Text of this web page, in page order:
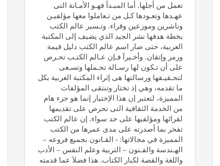
تعمل من أجلها. أما المبـدأ فهـو الأمـانة التى
عهـدها وتعـودها كـل من تـعاملوا معها مؤلفيـن
وناشرين وموزعين وقراء. وتـسير عالم الكتب
بخطة هدفها نشر الجيد الذي يضيف إلى المكتبة
العربية، حتى صار اسم عالم الكتب دليل قيمة
ورمز وإتقان. وأخـيراَ فـإن عـالم الكتـب تحـرص
على أن تـكون لها رسـالة تحـملها وتسـعى
لتحـقيـقها ورسالتها هى إثراء المكتبة العربية بكل
ما تقدمه، وهي إذ تختار وتنتقى المؤلفات
المميزة، لتعتبر إن هذا الإختيار إنما هو جزء هام
من الخدمة الثقافية التى تحرص على تقديمها
لقرائها ومؤلفيها على حد سواء. إن عالم الكتب
تفخر بما أصدرته على مدى عمرها من الكتب
المميزة في مجالاتها: - القـانون بجميع فروعه –
الهـندسة والفـنون – التربية وعلم النفس – الأدب
واللغة والقصة لكبار الكتاب. هذا فضلاَ عما قدمته